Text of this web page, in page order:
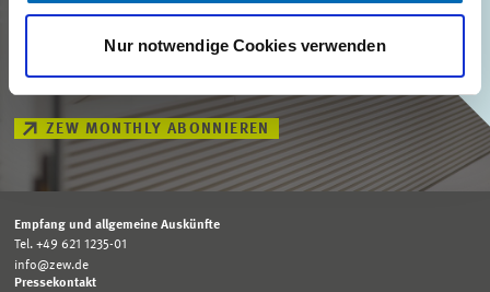
Nur notwendige Cookies verwenden
ZEW MONTHLY ABONNIEREN
Empfang und allgemeine Auskünfte
Tel. +49 621 1235-01
info@zew.de
Pressekontakt